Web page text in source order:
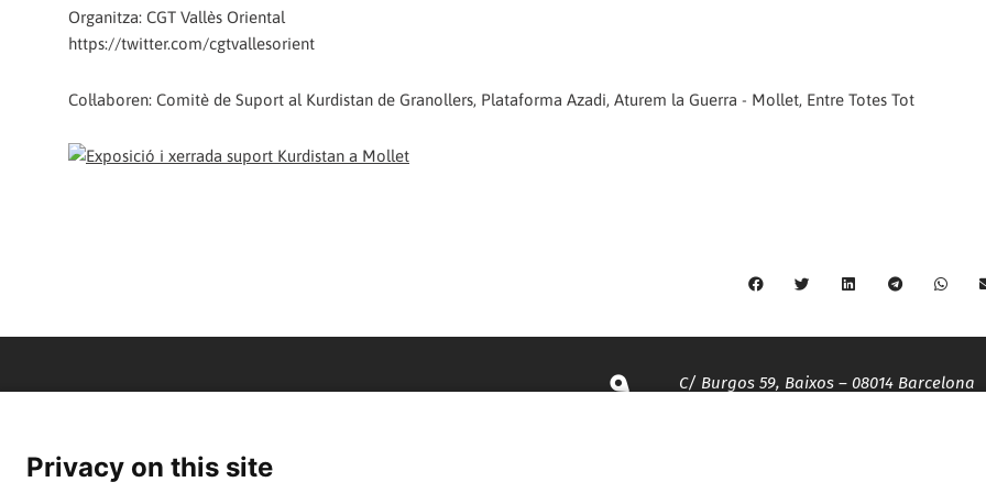
Organitza: CGT Vallès Oriental
https://twitter.com/cgtvallesorient
Col·laboren: Comitè de Suport al Kurdistan de Granollers, Plataforma Azadi, Aturem la Guerra - Mollet, Entre Totes Tot
C/ Burgos 59, Baixos – 08014 Barcelona
Privacy on this site